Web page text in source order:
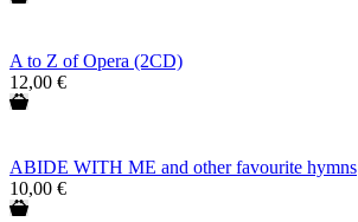
A to Z of Opera (2CD)
12,00 €
ABIDE WITH ME and other favourite hymns
10,00 €